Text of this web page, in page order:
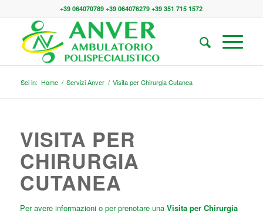
+39 064070789 +39 064076279 +39 351 715 1572
Sei in: Home / Servizi Anver / Visita per Chirurgia Cutanea
VISITA PER
CHIRURGIA
CUTANEA
Per avere informazioni o per prenotare una Visita per Chirurgia